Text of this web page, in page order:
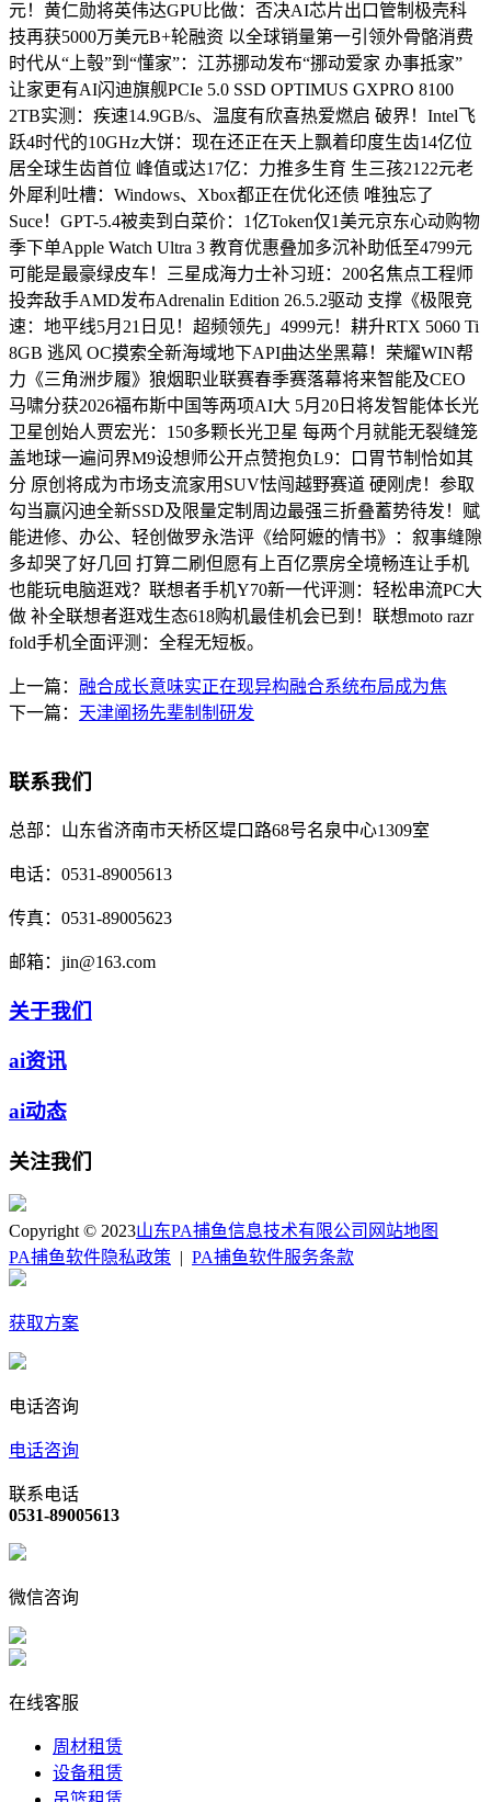
元！黄仁勋将英伟达GPU比做：否决AI芯片出口管制极壳科
技再获5000万美元B+轮融资 以全球销量第一引领外骨骼消费
时代从“上彀”到“懂家”：江苏挪动发布“挪动爱家 办事抵家”
让家更有AI闪迪旗舰PCIe 5.0 SSD OPTIMUS GXPRO 8100
2TB实测：疾速14.9GB/s、温度有欣喜热爱燃启 破界！Intel飞
跃4时代的10GHz大饼：现在还正在天上飘着印度生齿14亿位
居全球生齿首位 峰值或达17亿：力推多生育 生三孩2122元老
外犀利吐槽：Windows、Xbox都正在优化还债 唯独忘了
Suce！GPT-5.4被卖到白菜价：1亿Token仅1美元京东心动购物
季下单Apple Watch Ultra 3 教育优惠叠加多沉补助低至4799元
可能是最豪绿皮车！三星成海力士补习班：200名焦点工程师
投奔敌手AMD发布Adrenalin Edition 26.5.2驱动 支撑《极限竞
速：地平线5月21日见！超频领先」4999元！耕升RTX 5060 Ti
8GB 逃风 OC摸索全新海域地下API曲达坐黑幕！荣耀WIN帮
力《三角洲步履》狼烟职业联赛春季赛落幕将来智能及CEO
马啸分获2026福布斯中国等两项AI大 5月20日将发智能体长光
卫星创始人贾宏光：150多颗长光卫星 每两个月就能无裂缝笼
盖地球一遍问界M9设想师公开点赞抱负L9：口胃节制恰如其
分 原创将成为市场支流家用SUV怯闯越野赛道 硬刚虎！参取
勾当赢闪迪全新SSD及限量定制周边最强三折叠蓄势待发！赋
能进修、办公、轻创做罗永浩评《给阿嬷的情书》：叙事缝隙
多却哭了好几回 打算二刷但愿有上百亿票房全境畅连让手机
也能玩电脑逛戏？联想者手机Y70新一代评测：轻松串流PC大
做 补全联想者逛戏生态618购机最佳机会已到！联想moto razr
fold手机全面评测：全程无短板。
上一篇： 融合成长意味实正在现异构融合系统布局成为焦
下一篇： 天津阐扬先辈制制研发
联系我们
总部： 山东省济南市天桥区堤口路68号名泉中心1309室
电话： 0531-89005613
传真： 0531-89005623
邮箱： jin@163.com
关于我们
ai资讯
ai动态
关注我们
Copyright © 2023山东PA捕鱼信息技术有限公司 网站地图
PA捕鱼软件隐私政策
PA捕鱼软件服务条款
获取方案
电话咨询
电话咨询
联系电话
0531-89005613
微信咨询
在线客服
周材租赁
设备租赁